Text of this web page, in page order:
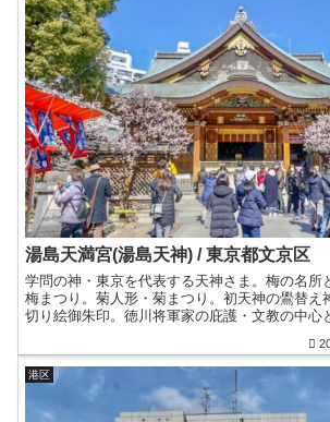
湯島天満宮(湯島天神) / 東京都文京区
学問の神・東京を代表する天神さま。梅の名所
梅まつり。菊人形・菊まつり。初天神の鷽替え
切り絵御朱印。徳川将軍家の庇護・文教の中心
港区